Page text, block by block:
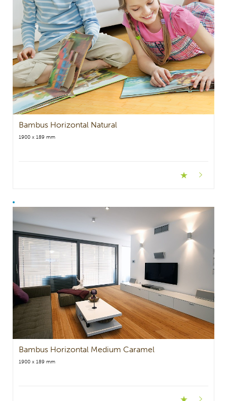
Bambus Horizontal Natural
1900 x 189 mm
Bambus Horizontal Medium Caramel
1900 x 189 mm